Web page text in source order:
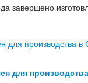
завершено
для